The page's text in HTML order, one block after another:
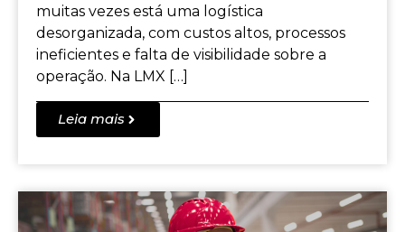
muitas vezes está uma logística
desorganizada, com custos altos, processos
ineficientes e falta de visibilidade sobre a
operação. Na LMX […]
Leia mais